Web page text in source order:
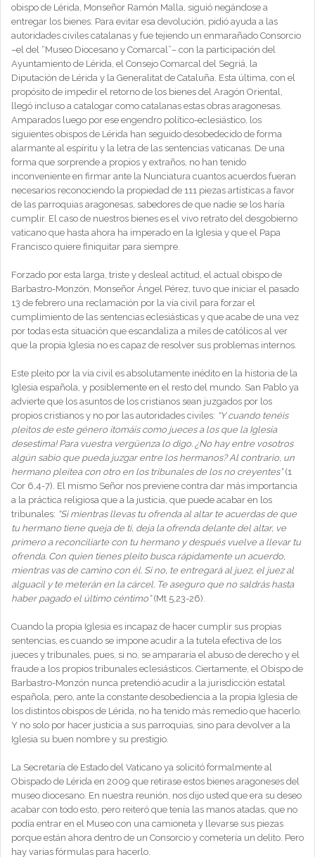
obispo de Lérida, Monseñor Ramón Malla, siguió negándose a
entregar los bienes. Para evitar esa devolución, pidió ayuda a las
autoridades civiles catalanas y fue tejiendo un enmarañado Consorcio
–el del “Museo Diocesano y Comarcal”– con la participación del
Ayuntamiento de Lérida, el Consejo Comarcal del Segriá, la
Diputación de Lérida y la Generalitat de Cataluña. Esta última, con el
propósito de impedir el retorno de los bienes del Aragón Oriental,
llegó incluso a catalogar como catalanas estas obras aragonesas.
Amparados luego por ese engendro político-eclesiástico, los
siguientes obispos de Lérida han seguido desobedecido de forma
alarmante al espíritu y la letra de las sentencias vaticanas. De una
forma que sorprende a propios y extraños, no han tenido
inconveniente en firmar ante la Nunciatura cuantos acuerdos fueran
necesarios reconociendo la propiedad de 111 piezas artísticas a favor
de las parroquias aragonesas, sabedores de que nadie se los haría
cumplir. El caso de nuestros bienes es el vivo retrato del desgobierno
vaticano que hasta ahora ha imperado en la Iglesia y que el Papa
Francisco quiere finiquitar para siempre.
Forzado por esta larga, triste y desleal actitud, el actual obispo de
Barbastro-Monzón, Monseñor Ángel Pérez, tuvo que iniciar el pasado
13 de febrero una reclamación por la vía civil para forzar el
cumplimiento de las sentencias eclesiásticas y que acabe de una vez
por todas esta situación que escandaliza a miles de católicos al ver
que la propia Iglesia no es capaz de resolver sus problemas internos.
Este pleito por la vía civil es absolutamente inédito en la historia de la
Iglesia española, y posiblemente en el resto del mundo. San Pablo ya
advierte que los asuntos de los cristianos sean juzgados por los
propios cristianos y no por las autoridades civiles: “Y cuando tenéis
pleitos de este género ¡tomáis como jueces a los que la Iglesia
desestima! Para vuestra vergüenza lo digo. ¿No hay entre vosotros
algún sabio que pueda juzgar entre los hermanos? Al contrario, un
hermano pleitea con otro en los tribunales de los no creyentes”(1
Cor 6,4-7). El mismo Señor nos previene contra dar más importancia
a la práctica religiosa que a la justicia, que puede acabar en los
tribunales: “Si mientras llevas tu ofrenda al altar te acuerdas de que
tu hermano tiene queja de ti, deja la ofrenda delante del altar, ve
primero a reconciliarte con tu hermano y después vuelve a llevar tu
ofrenda. Con quien tienes pleito busca rápidamente un acuerdo,
mientras vas de camino con él. Si no, te entregará al juez, el juez al
alguacil y te meterán en la cárcel. Te aseguro que no saldrás hasta
haber pagado el último céntimo”(Mt 5,23-26).
Cuando la propia Iglesia es incapaz de hacer cumplir sus propias
sentencias, es cuando se impone acudir a la tutela efectiva de los
jueces y tribunales, pues, si no, se ampararía el abuso de derecho y el
fraude a los propios tribunales eclesiásticos. Ciertamente, el Obispo de
Barbastro-Monzón nunca pretendió acudir a la jurisdicción estatal
española, pero, ante la constante desobediencia a la propia Iglesia de
los distintos obispos de Lérida, no ha tenido más remedio que hacerlo.
Y no solo por hacer justicia a sus parroquias, sino para devolver a la
Iglesia su buen nombre y su prestigio.
La Secretaría de Estado del Vaticano ya solicitó formalmente al
Obispado de Lérida en 2009 que retirase estos bienes aragoneses del
museo diocesano. En nuestra reunión, nos dijo usted que era su deseo
acabar con todo esto, pero reiteró que tenía las manos atadas, que no
podía entrar en el Museo con una camioneta y llevarse sus piezas
porque están ahora dentro de un Consorcio y cometería un delito. Pero
hay varias fórmulas para hacerlo.